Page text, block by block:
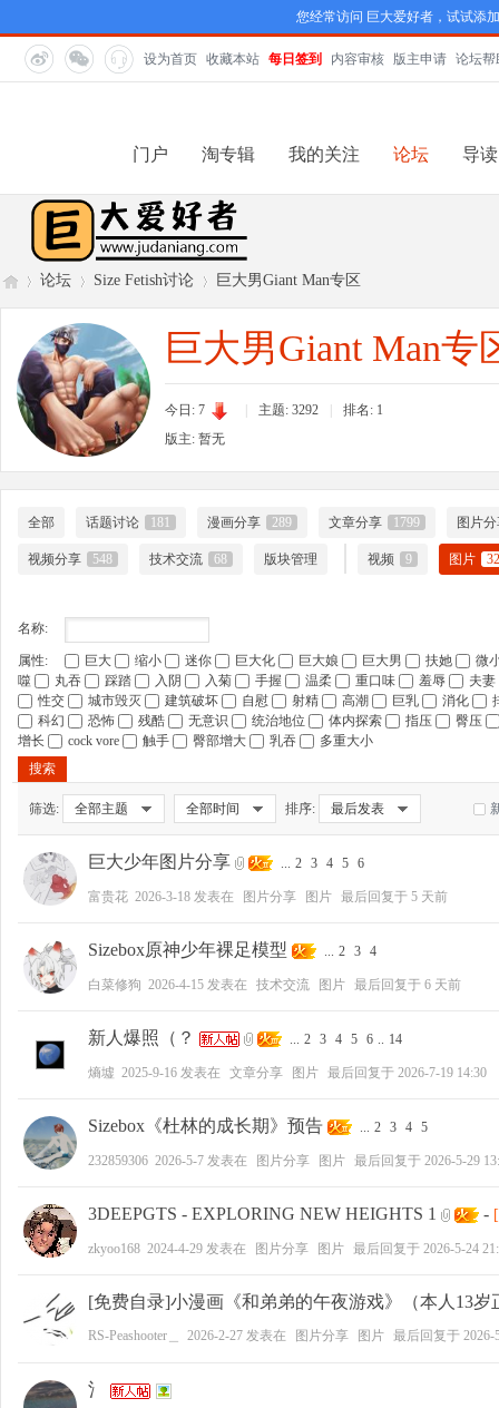
您经常访问 巨大爱好者，试试添
设为首页 收藏本站 每日签到 内容审核 版主申请 论坛帮
门户 淘专辑 我的关注 论坛 导读
»
论坛
›
Size Fetish讨论 巨大男Giant Man专区
巨大男Giant Man专
今日: 7 主题: 3292 排名: 1
版主: 暂无
全部 话题讨论 181 漫画分享 289 文章分享 1799 图片
视频分享 548 技术交流 68 版块管理 视频 9 图片 32
名称:
属性: 巨大 缩小 迷你 巨大化 巨大娘 巨大男 扶她
微
噬
丸吞 踩踏 入阴 入菊 手握 温柔 重口味 羞辱
夫妻
性交
城市毁灭 建筑破坏 自慰 射精 高潮 巨乳 消化
科幻
恐怖 残酷 无意识 统治地位 体内探索 指压
臀压
增长
cock vore 触手 臀部增大 乳吞
多重大小
搜索
筛选: 全部主题 全部时间 排序: 最后发表
巨大少年图片分享 ... 2 3 4 5 6
富贵花 2026-3-18 发表在 图片分享 图片 最后回复于 5 天前
Sizebox原神少年裸足模型 ... 2 3 4
白菜修狗 2026-4-15 发表在 技术交流 图片 最后回复于 6 天前
新人爆照（？ ... 2 3 4 5 6 .. 14
熵墟 2025-9-16 发表在 文章分享 图片 最后回复于 2026-7-19 14:30
Sizebox《杜林的成长期》预告 ... 2 3 4 5
232859306 2026-5-7 发表在 图片分享 图片 最后回复于 2026-5-29
3DEEPGTS - EXPLORING NEW HEIGHTS 1 -
zkyoo168 2024-4-29 发表在 图片分享 图片 最后回复于 2026-5-24
[免费自录]小漫画《和弟弟的午夜游戏》（本人13岁
RS-Peashooter＿ 2026-2-27 发表在 图片分享 图片 最后回复于 2026-
氵